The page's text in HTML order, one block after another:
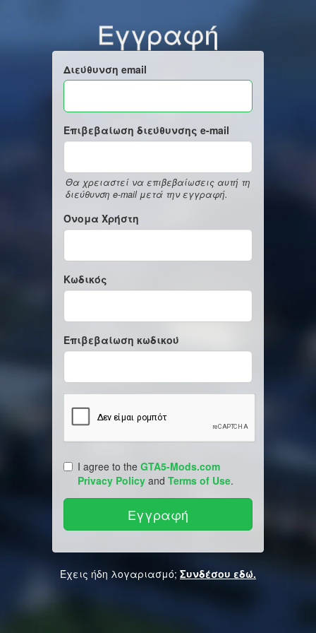
Εγγραφή
Διεύθυνση email
Επιβεβαίωση διεύθυνσης e-mail
Θα χρειαστεί να επιβεβαίωσεις αυτή τη
διεύθυνση e-mail μετά την εγγραφή.
Όνομα Χρήστη
Κωδικός
Επιβεβαίωση κωδικού
I agree to the GTA5-Mods.com
Privacy Policy and Terms of Use.
Έχεις ήδη λογαριασμό; Συνδέσου εδώ.